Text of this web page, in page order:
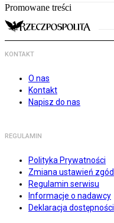
Promowane treści
KONTAKT
O nas
Kontakt
Napisz do nas
REGULAMIN
Polityka Prywatności
Zmiana ustawień zgód
Regulamin serwisu
Informacje o nadawcy
Deklaracja dostępności